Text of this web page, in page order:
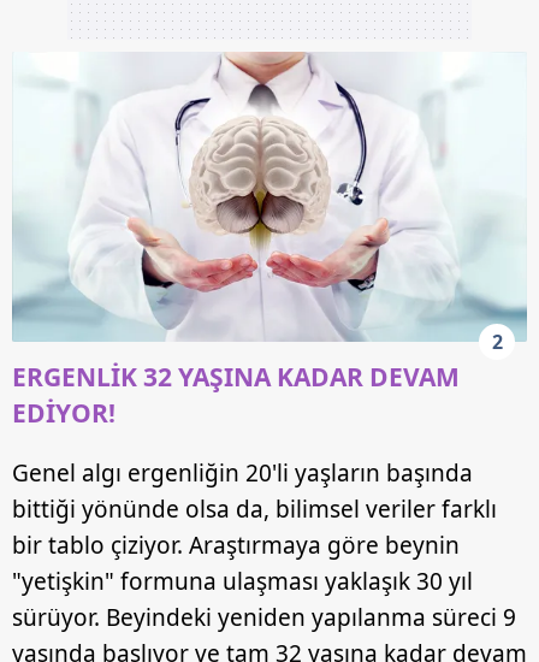
2
ERGENLİK 32 YAŞINA KADAR DEVAM
EDİYOR!
Genel algı ergenliğin 20'li yaşların başında
bittiği yönünde olsa da, bilimsel veriler farklı
bir tablo çiziyor. Araştırmaya göre beynin
"yetişkin" formuna ulaşması yaklaşık 30 yıl
sürüyor. Beyindeki yeniden yapılanma süreci 9
yaşında başlıyor ve tam 32 yaşına kadar devam